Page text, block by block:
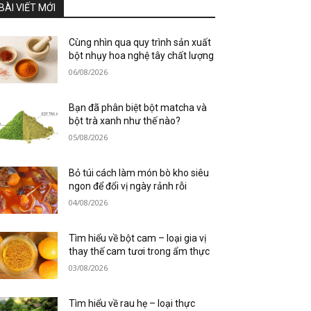
VIẾT MỚI
Cùng nhìn qua quy trình sản xuất
bột nhụy hoa nghệ tây chất lượng
06/08/2026
Bạn đã phân biệt bột matcha và
bột trà xanh như thế nào?
05/08/2026
Bỏ túi cách làm món bò kho siêu
ngon để đổi vị ngày rảnh rỗi
04/08/2026
Tìm hiểu về bột cam – loại gia vị
thay thế cam tươi trong ẩm thực
03/08/2026
Tìm hiểu về rau hẹ – loại thực